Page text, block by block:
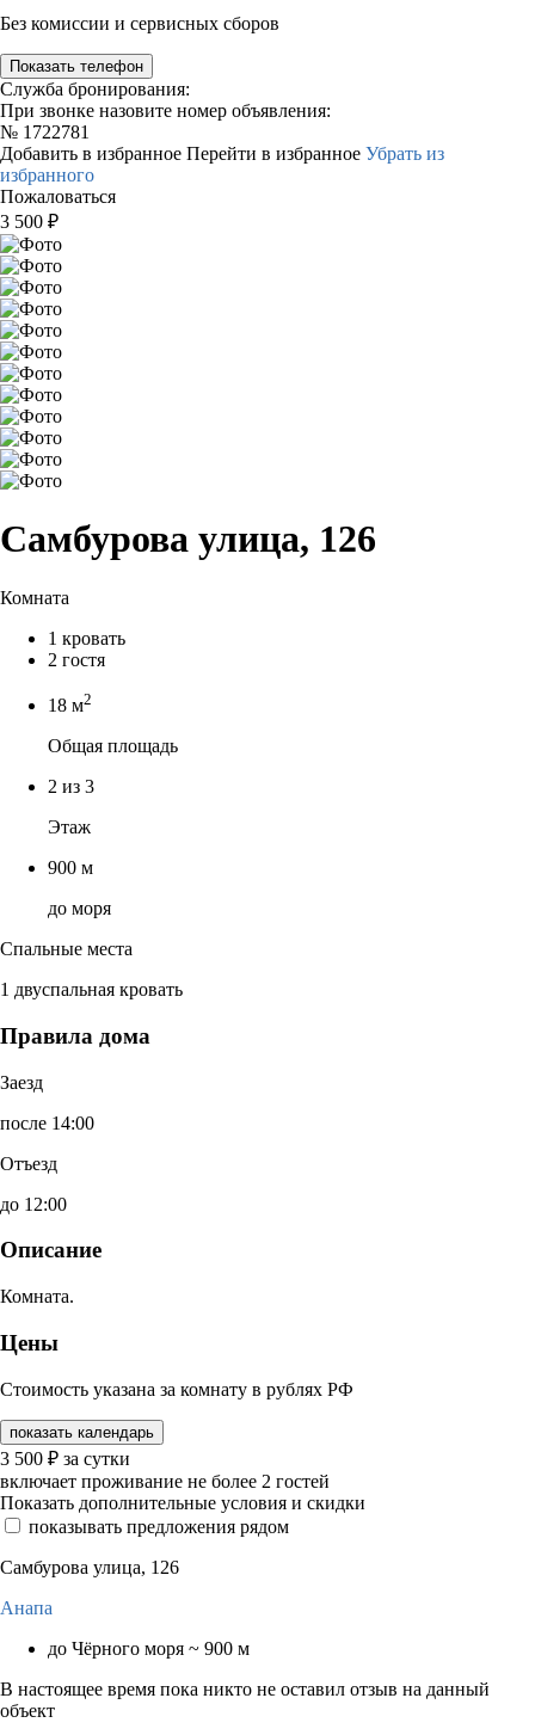
Без комиссии и сервисных сборов
Показать телефон
Служба бронирования:
При звонке назовите номер объявления:
№ 1722781
Добавить в избранное Перейти в избранное Убрать из
избранного
Пожаловаться
3 500 ₽
Самбурова улица, 126
Комната
1 кровать
2 гостя
18 м2
Общая площадь
2 из 3
Этаж
900 м
до моря
Спальные места
1 двуспальная кровать
Правила дома
Заезд
после 14:00
Отъезд
до 12:00
Описание
Комната.
Цены
Стоимость указана за комнату в рублях РФ
показать календарь
3 500 ₽ за сутки
включает проживание не более 2 гостей
Показать дополнительные условия и скидки
показывать предложения рядом
Самбурова улица, 126
Анапа
до Чёрного моря ~ 900 м
В настоящее время пока никто не оставил отзыв на данный
объект